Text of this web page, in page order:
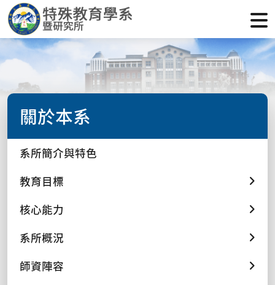
關於本系
系所簡介與特色
教育目標
核心能力
系所概況
師資陣容